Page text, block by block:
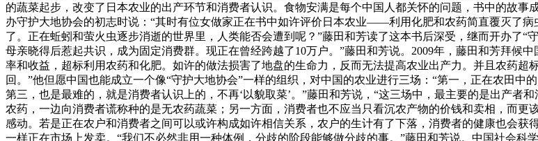
的蔬菜起步，改变了日本农业的出产环节和消费者认识。食物安满是每个中国人都关怀的问题，书中的故
办守护大地协会的初志时说：“其时有位女做家正在书中如许评价日本农业——利用化肥和农药简直覆灭了
了。正在蚯蚓和萤火虫逐步消逝的世界里，人类能否会遭到呢？”藤田和芳读了这本书后深受，继而开办了
母亲晓得后惹起共识，成为固定消费群。现正在曾经跨越了10万户。”藤田和芳说。2009年，藤田和芳拜候
率和收益，超标利用农药和化肥。如许的做法损害了地盘的生命力，反而无法提高农业出产力。并且农药
回。”他但愿中国也能成立一个像“守护大地协会”一样的组织，对中国的农业进行三场：“第一，正在农田中
第三，也是最难的，就是消费者认识上的，不再‘以貌取菜’。”藤田和芳说，“这三场中，最主要的是出产者
农药，一边向消费者谎称种的是无农药蔬菜；另一方面，消费者也不应当只看沉农产物的价钱和卖相，而
感动。若是正在农户和消费者之间可以或许构成如许相信关系，农户的生计有了下落，消费者的健康也会
一样正在市场上发卖。“我们不必然非用一种体例，分歧的阶段能够做分歧的事。”藤田和芳说。中国社会